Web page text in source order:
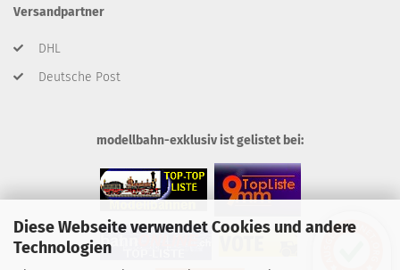
Diese Webseite verwendet Cookies und andere
Technologien
Versandpartner
DHL
Deutsche Post
modellbahn-exklusiv ist gelistet bei: